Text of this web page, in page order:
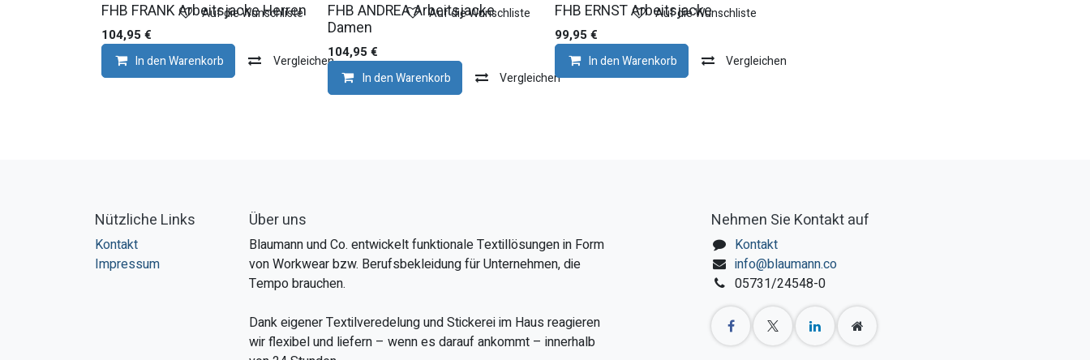
FHB FRANK Arbeitsjacke Herren
104,95€
In den Warenkorb Vergleichen
Auf die Wunschliste
FHB ANDREA Arbeitsjacke
Damen
104,95€
In den Warenkorb Vergleichen
Auf die Wunschliste FHB ERNST Arbeitsjacke
99,95€
In den Warenkorb Vergleichen
Auf die Wunschliste
Nützliche Links
Kontakt
Impressum
Über uns
Blaumann und Co. entwickelt funktionale Textillösungen in Form
von Workwear bzw. Berufsbekleidung für Unternehmen, die
Tempo brauchen.
Dank eigener Textilveredelung und Stickerei im Haus reagieren
wir flexibel und liefern – wenn es darauf ankommt – innerhalb
Nehmen Sie Kontakt auf
Kontakt
info@blaumann.co
05731/24548-0